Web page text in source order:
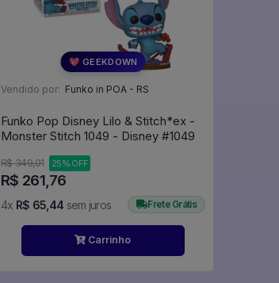
💖 GEEKDOWN
Vendido por: Funko in POA - RS
Funko Pop Disney Lilo & Stitch*ex -
Monster Stitch 1049 - Disney #1049
R$ 349,01 25% OFF
R$ 261,76
4x R$ 65,44 sem juros Frete Grátis
Carrinho